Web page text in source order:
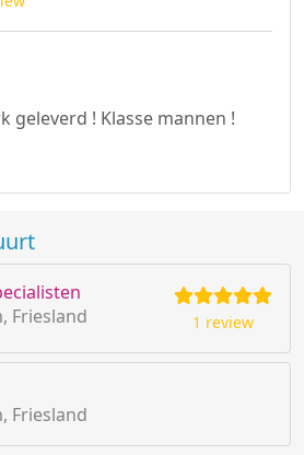
geleverd ! Klasse mannen !
Friesland
1 review
Friesland